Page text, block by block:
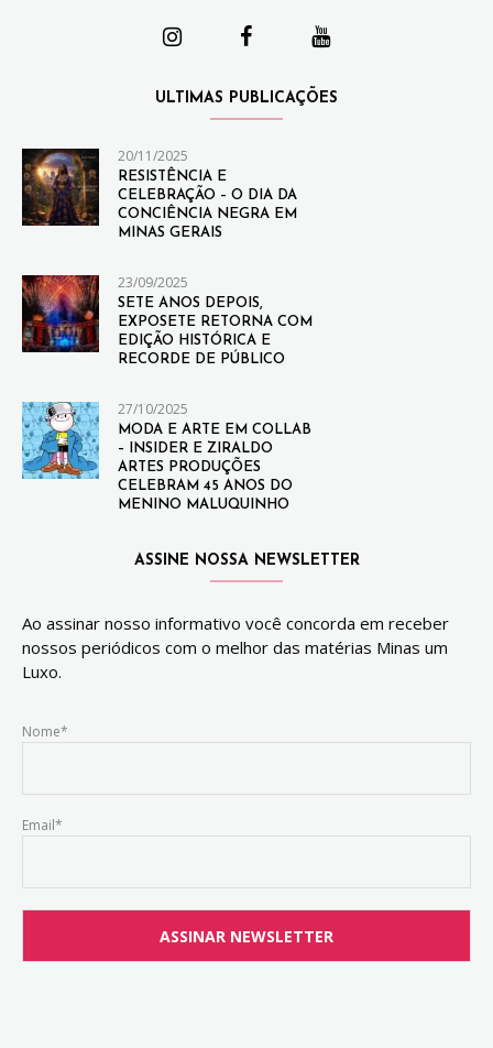
ULTIMAS PUBLICAÇÕES
20/11/2025
RESISTÊNCIA E
CELEBRAÇÃO – O DIA DA
CONCIÊNCIA NEGRA EM
MINAS GERAIS
23/09/2025
SETE ANOS DEPOIS,
EXPOSETE RETORNA COM
EDIÇÃO HISTÓRICA E
RECORDE DE PÚBLICO
27/10/2025
MODA E ARTE EM COLLAB
– INSIDER E ZIRALDO
ARTES PRODUÇÕES
CELEBRAM 45 ANOS DO
MENINO MALUQUINHO
ASSINE NOSSA NEWSLETTER
Ao assinar nosso informativo você concorda em receber
nossos periódicos com o melhor das matérias Minas um
Luxo.
Nome*
Email*